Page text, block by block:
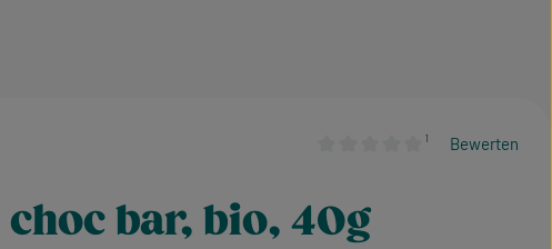
¹ Bewerten
bar, bio, 40g